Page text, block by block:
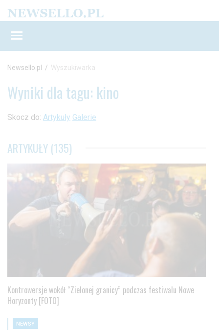
Newsello.pl / Wyszukiwarka
Wyniki dla tagu: kino
Skocz do: Artykuły Galerie
ARTYKUŁY (135)
Kontrowersje wokół “Zielonej granicy” podczas festiwalu Nowe
Horyzonty [FOTO]
NEWSY